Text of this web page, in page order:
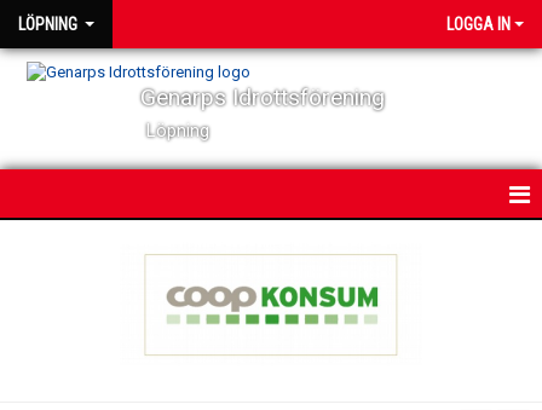
LÖPNING LOGGA IN
Genarps Idrottsförening
Löpning